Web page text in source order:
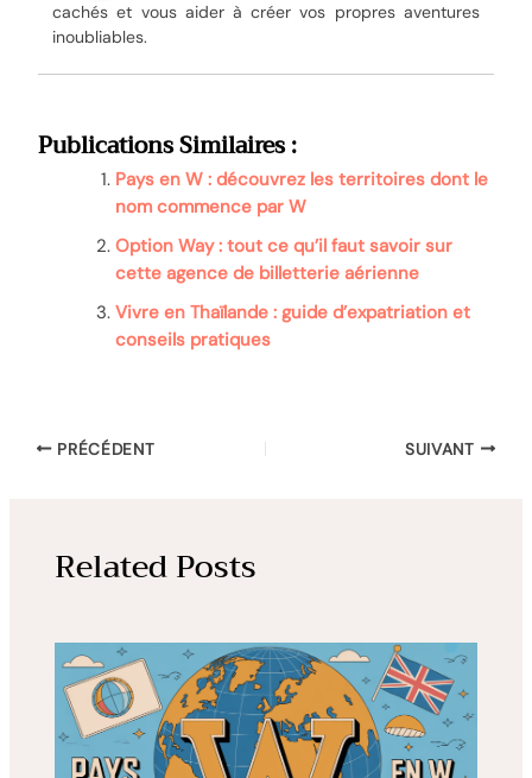
cachés et vous aider à créer vos propres aventures
inoubliables.
Publications Similaires :
Pays en W : découvrez les territoires dont le
nom commence par W
Option Way : tout ce qu’il faut savoir sur
cette agence de billetterie aérienne
Vivre en Thaïlande : guide d’expatriation et
conseils pratiques
PRÉCÉDENT SUIVANT
Related Posts